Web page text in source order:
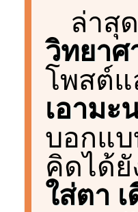
ล่าสุด
วิทยาศ
โพสต์แ
เอามะ
บอกแ
คิดได้ยั
ใส่ตา